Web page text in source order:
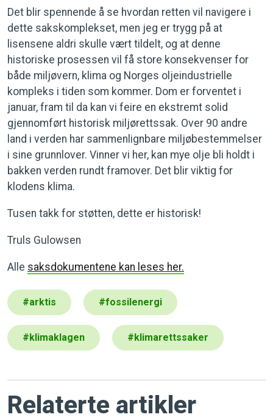
Det blir spennende å se hvordan retten vil navigere i
dette sakskomplekset, men jeg er trygg på at
lisensene aldri skulle vært tildelt, og at denne
historiske prosessen vil få store konsekvenser for
både miljøvern, klima og Norges oljeindustrielle
kompleks i tiden som kommer. Dom er forventet i
januar, fram til da kan vi feire en ekstremt solid
gjennomført historisk miljørettssak. Over 90 andre
land i verden har sammenlignbare miljøbestemmelser
i sine grunnlover. Vinner vi her, kan mye olje bli holdt i
bakken verden rundt framover. Det blir viktig for
klodens klima.
Tusen takk for støtten, dette er historisk!
Truls Gulowsen
Alle saksdokumentene kan leses her.
#arktis #fossilenergi
#klimaklagen #klimarettssaker
Relaterte artikler